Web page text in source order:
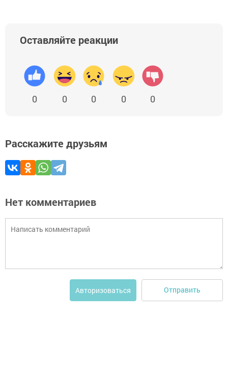
Оставляйте реакции
0 0 0 0 0
Расскажите друзьям
Нет комментариев
Авторизоваться Отправить